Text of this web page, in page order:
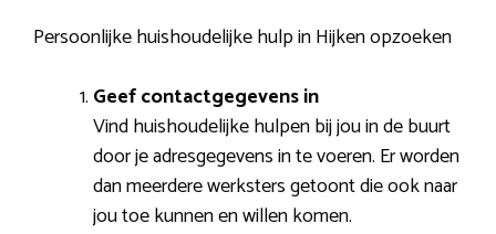
Persoonlijke huishoudelijke hulp in Hijken opzoeken
Geef contactgegevens in
Vind huishoudelijke hulpen bij jou in de buurt
door je adresgegevens in te voeren. Er worden
dan meerdere werksters getoont die ook naar
jou toe kunnen en willen komen.